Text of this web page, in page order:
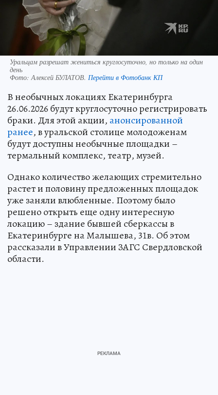
Уральцам разрешат жениться круглосуточно, но только на один
день
Фото: Алексей БУЛАТОВ. Перейти в Фотобанк КП
В необычных локациях Екатеринбурга
26.06.2026 будут круглосуточно регистрировать
браки. Для этой акции, анонсированной
ранее, в уральской столице молодоженам
будут доступны необычные площадки –
термальный комплекс, театр, музей.
Однако количество желающих стремительно
растет и половину предложенных площадок
уже заняли влюбленные. Поэтому было
решено открыть еще одну интересную
локацию – здание бывшей сберкассы в
Екатеринбурге на Малышева, 31в. Об этом
рассказали в Управлении ЗАГС Свердловской
области.